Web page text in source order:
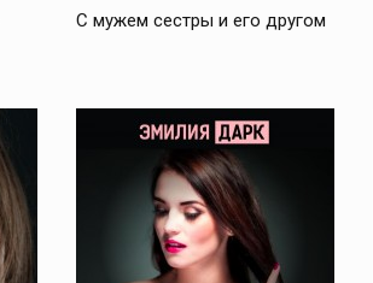
С мужем сестры и его другом